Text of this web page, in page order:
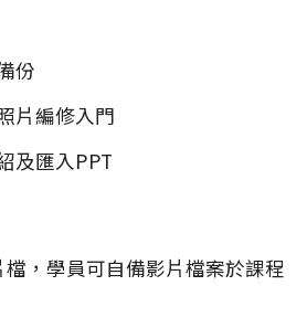
份
片編修入門
及匯入PPT
，學員可自備影片檔案於課程